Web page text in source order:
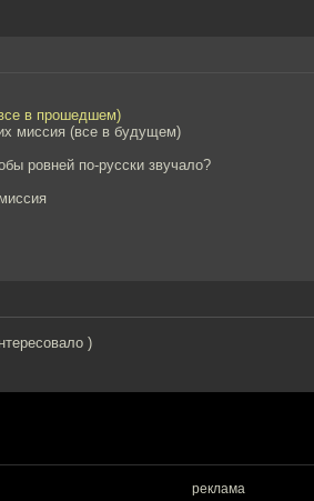
в прошедшем)
миссия (все в будущем)
ровней по-русски звучало?
)
реклама